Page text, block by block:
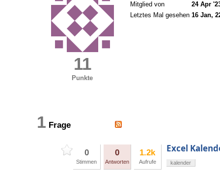
11
Punkte
Mitglied von
24 Apr
Letztes Mal gesehen 16 Jan,
1 Frage
0
Stimmen
0
Antworten
1.2k
Aufrufe
Excel
kalender